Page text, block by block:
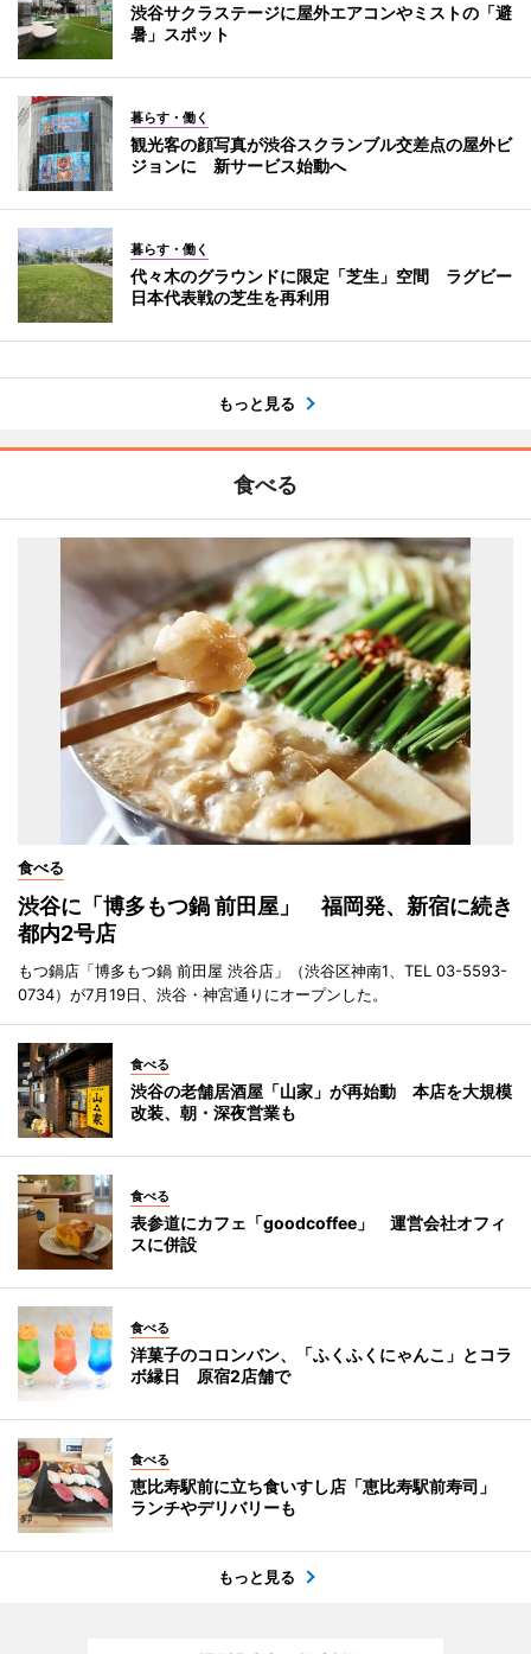
渋谷サクラステージに屋外エアコンやミストの「避
暑」スポット
暮らす・働く
観光客の顔写真が渋谷スクランブル交差点の屋外ビ
ジョンに 新サービス始動へ
暮らす・働く
代々木のグラウンドに限定「芝生」空間 ラグビー
日本代表戦の芝生を再利用
もっと見る
食べる
食べる
渋谷に「博多もつ鍋 前田屋」 福岡発、新宿に続き
都内2号店
もつ鍋店「博多もつ鍋 前田屋 渋谷店」（渋谷区神南1、TEL 03-5593-
0734）が7月19日、渋谷・神宮通りにオープンした。
食べる
渋谷の老舗居酒屋「山家」が再始動 本店を大規模
改装、朝・深夜営業も
食べる
表参道にカフェ「goodcoffee」 運営会社オフィ
スに併設
食べる
洋菓子のコロンバン、「ふくふくにゃんこ」とコラ
ボ縁日 原宿2店舗で
食べる
恵比寿駅前に立ち食いすし店「恵比寿駅前寿司」
ランチやデリバリーも
もっと見る